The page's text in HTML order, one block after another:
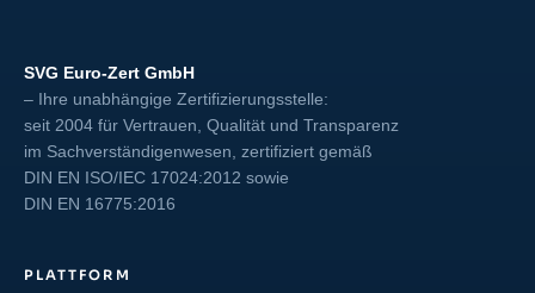
SVG Euro-Zert GmbH
– Ihre unabhängige Zertifizierungsstelle:
seit 2004 für Vertrauen, Qualität und Transparenz
im Sachverständigenwesen, zertifiziert gemäß
DIN EN ISO/IEC 17024:2012 sowie
DIN EN 16775:2016
PLATTFORM